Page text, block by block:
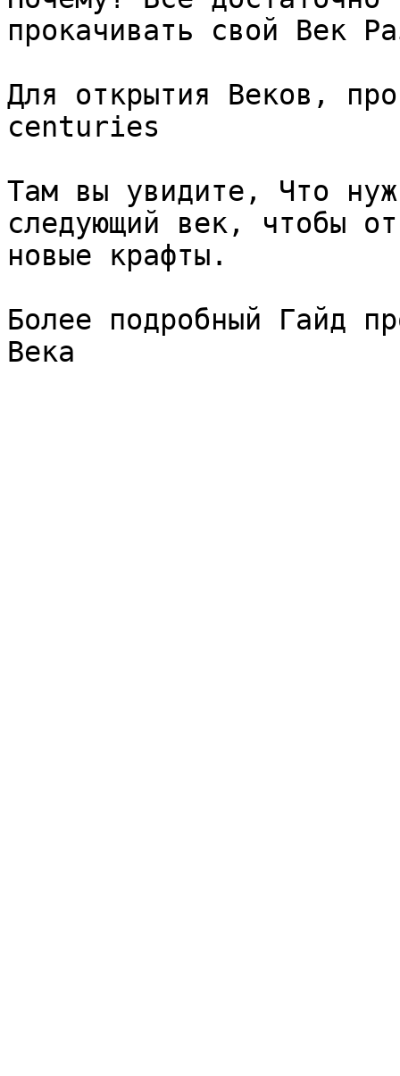
прокачивать свой Век
Для открытия Веков,
centuries
Там вы увидите, Что
следующий век, чтобы
новые крафты.
Более подробный Гайд